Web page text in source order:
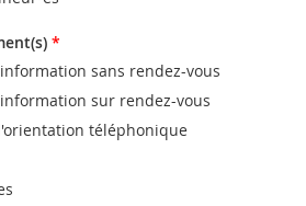
*
sans rendez-vous
sur rendez-vous
téléphonique